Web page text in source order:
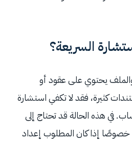
السريعة؟
يحتوي على عقود أو
كثيرة، فقد لا تكفي استشارة
في هذه الحالة قد تحتاج إلى
خصوصًا إذا كان المطلوب إعداد